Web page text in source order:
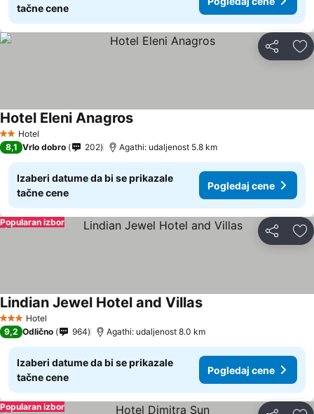
tačne cene
Deli
2 Zvezdice
Hotel
Hotel Eleni Anagros
8,1 Vrlo dobro 202 Agathi: udaljenost 5.8 km
Izaberi datume da bi se prikazale
tačne cene
Pogledaj cene
Deli
Popularan izbor
3 Zvezdice
Hotel
Lindian Jewel Hotel and Villas
9,2 Odlično 964 Agathi: udaljenost 8.0 km
Izaberi datume da bi se prikazale
tačne cene
Pogledaj cene
Popularan izbor